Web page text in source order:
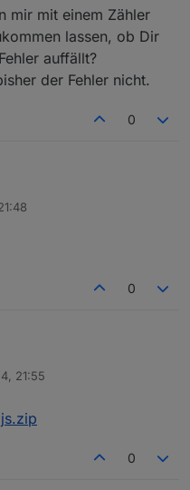
ca. 8 setState.
mir mit einem Zähler
lassen, ob Dir
auffällt?
der Fehler nicht.
0
zukommen lassen, ob Dir
ein Fehler auffällt?
bisher der Fehler nicht.
0
21:55
0